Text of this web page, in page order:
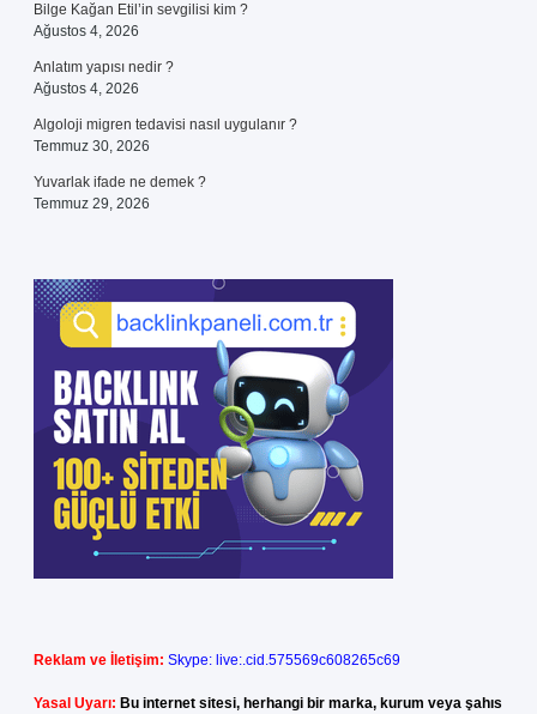
Bilge Kağan Etil’in sevgilisi kim ?
Ağustos 4, 2026
Anlatım yapısı nedir ?
Ağustos 4, 2026
Algoloji migren tedavisi nasıl uygulanır ?
Temmuz 30, 2026
Yuvarlak ifade ne demek ?
Temmuz 29, 2026
Reklam ve İletişim: Skype: live:.cid.575569c608265c69
Yasal Uyarı: Bu internet sitesi, herhangi bir marka, kurum veya şahıs